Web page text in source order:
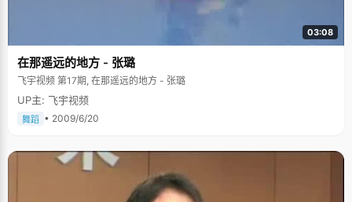
03:08
在那遥远的地方 - 张璐
飞宇视频 第17期, 在那遥远的地方 - 张璐
UP主: 飞宇视频
舞蹈 • 2009/6/20